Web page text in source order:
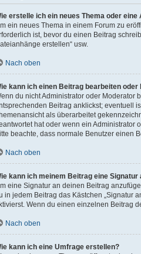
erstelle ich ein neues Thema oder eine
ein neues Thema in einem Forum zu
ist, bevor du einen Beitrag
erstellen“ usw.
Nach oben
kann ich einen Beitrag bearbeiten oder
du nicht Administrator oder Moderator
Beitrag anklickst; eventuell
als überarbeitet
hat oder wenn ein Administrator
beachte, dass normale Benutzer einen
Nach oben
kann ich meinem Beitrag eine Signatur
eine Signatur an deinen Beitrag
in jedem Beitrag das Kästchen „Signatur
Wenn du einen einzelnen Beitrag
Nach oben
kann ich eine Umfrage erstellen?